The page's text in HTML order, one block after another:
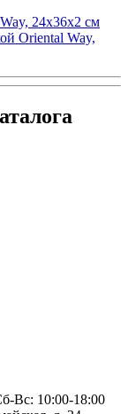
24х36х2 см
Oriental Way,
Вс: 10:00-18:00